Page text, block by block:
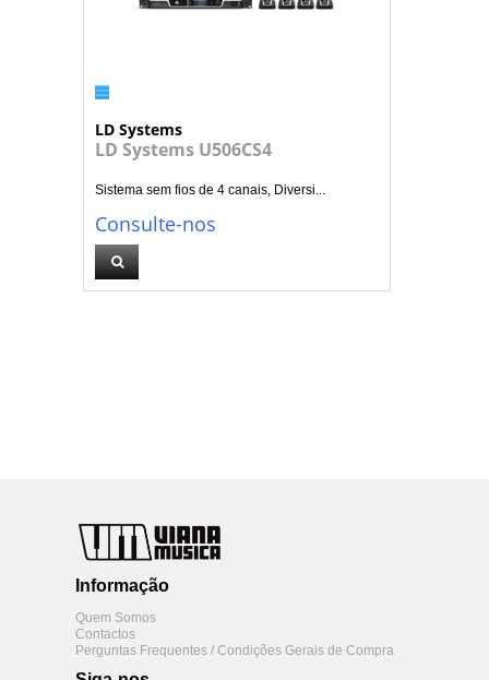
LD Systems
LD Systems U506CS4
Sistema sem fios de 4 canais, Diversi...
Consulte-nos
Informação
Quem Somos
Contactos
Perguntas Frequentes / Condições Gerais de Compra